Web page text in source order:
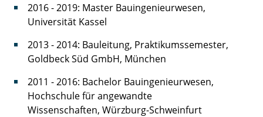
2016 - 2019: Master Bauingenieurwesen,
Universität Kassel
2013 - 2014: Bauleitung, Praktikumssemester,
Goldbeck Süd GmbH, München
2011 - 2016: Bachelor Bauingenieurwesen,
Hochschule für angewandte
Wissenschaften, Würzburg-Schweinfurt